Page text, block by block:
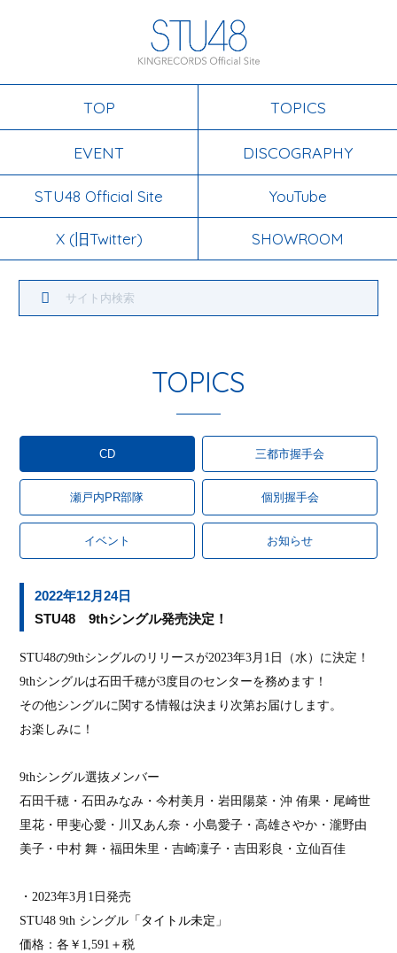
TOP TOPICS
EVENT DISCOGRAPHY
STU48 Official Site YouTube
X (旧Twitter) SHOWROOM
TOPICS
CD 三都市握手会
瀬戸内PR部隊 個別握手会
イベント お知らせ
2022年12月24日
STU48 9thシングル発売決定！
STU48の9thシングルのリリースが2023年3月 1 日（水）に決定！
9thシングルは石田千穂が3度目のセンターを務めます！
その他シングルに関する情報は決まり次第お届けします。
お楽しみに！
9thシングル選抜メンバー
石田千穂・石田みなみ・今村美月・岩田陽菜・沖 侑果・尾崎世
里花・甲斐心愛・川又あん奈・小島愛子・高雄さやか・瀧野由
美子・中村 舞・福田朱里・吉崎凜子・吉田彩良・立仙百佳
・2023年3月 1 日発売
STU48 9th シングル「 タイトル未定 」
価格：各￥ 1,591 ＋税